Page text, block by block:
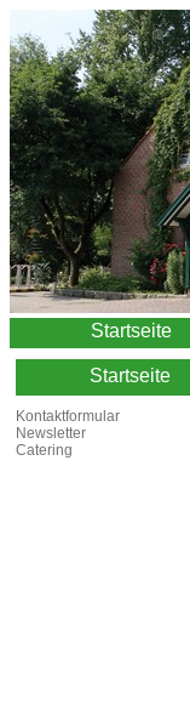
Startseite
Startseite
Kontaktformular
Newsletter
Catering